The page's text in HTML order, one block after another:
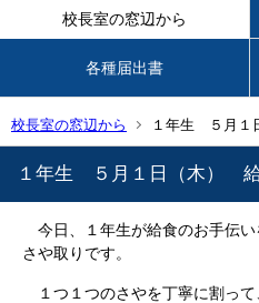
校長室の窓辺から
各種届出書
校長室の窓辺から １年生 ５月１
１年生 ５月１日（木） 給
今日、１年生が給食のお手伝
さや取りです。
１つ１つのさやを丁寧に割っ